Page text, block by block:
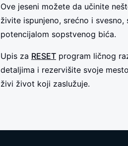
Ove jeseni možete da učinite
živite ispunjeno, srećno i
potencijalom sopstvenog bića.
Upis za RESET program ličnog
detaljima i rezervišite svoje
živi život koji zaslužuje.